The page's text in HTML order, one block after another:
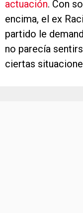
actuación. Con
encima, el ex
partido le
no parecía
ciertas